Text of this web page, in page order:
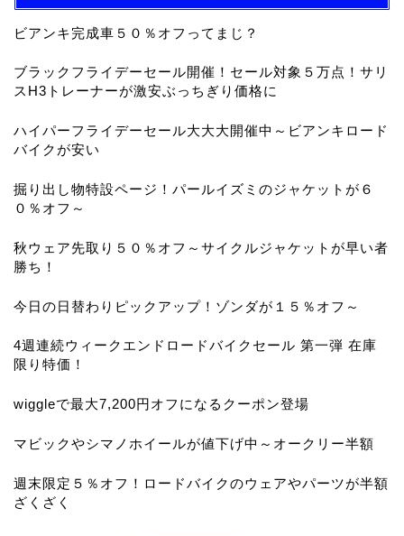
ビアンキ完成車５０％オフってまじ？
ブラックフライデーセール開催！セール対象５万点！サリ
スH3トレーナーが激安ぶっちぎり価格に
ハイパーフライデーセール大大大開催中～ビアンキロード
バイクが安い
掘り出し物特設ページ！パールイズミのジャケットが６
０％オフ～
秋ウェア先取り５０％オフ～サイクルジャケットが早い者
勝ち！
今日の日替わりピックアップ！ゾンダが１５％オフ～
4週連続ウィークエンドロードバイクセール 第一弾 在庫
限り特価！
wiggleで最大7,200円オフになるクーポン登場
マビックやシマノホイールが値下げ中～オークリー半額
週末限定５％オフ！ロードバイクのウェアやパーツが半額
ざくざく